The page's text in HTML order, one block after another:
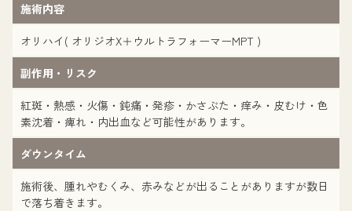
施術内容
オリハイ( オリジオX＋ウルトラフォーマーMPT )
副作用・リスク
紅斑・熱感・火傷・鈍痛・発疹・かさぶた・痒み・皮むけ・色
素沈着・痺れ・内出血など可能性があります。
ダウンタイム
施術後、腫れやむくみ、赤みなどが出ることがありますが数日
で落ち着きます。